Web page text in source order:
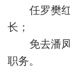
任罗樊
长 ；
免去潘
职务。